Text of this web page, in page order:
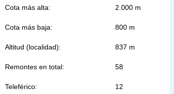
Cota más alta: 2.000 m
Cota más baja: 800 m
Altitud (localidad): 837 m
Remontes en total: 58
Teleférico: 12